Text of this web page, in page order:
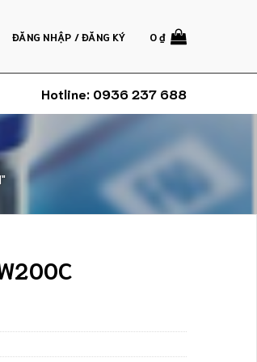
ĐĂNG NHẬP / ĐĂNG KÝ 0₫
Hotline: 0936 237 688